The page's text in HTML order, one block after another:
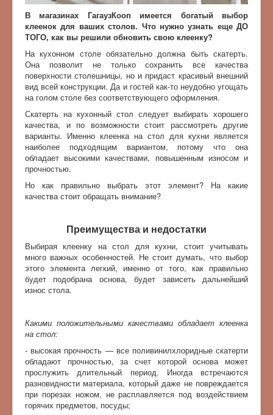
В магазинах ГагаузКооп имеется богатый выбор
клеенок для ваших столов. Что нужно узнать еще ДО
ТОГО, как вы решили обновить свою клеенку?
На кухонном столе обязательно должна быть скатерть.
Она позволит не только сохранить все качества
поверхности столешницы, но и придаст красивый внешний
вид всей конструкции. Да и гостей как-то неудобно угощать
на голом столе без соответствующего оформления.
Скатерть на кухонный стол следует выбирать хорошего
качества, и по возможности стоит рассмотреть другие
варианты. Именно клеенка на стол для кухни является
наиболее подходящим вариантом, потому что она
обладает высокими качествами, повышенным износом и
прочностью.
Но как правильно выбрать этот элемент? На какие
качества стоит обращать внимание?
Преимущества и недостатки
Выбирая клеенку на стол для кухни, стоит учитывать
много важных особенностей. Не стоит думать, что выбор
этого элемента легкий, именно от того, как правильно
будет подобрана основа, будет зависеть дальнейший
износ стола.
Какими положительными качествами обладает клеенка
на стол:
- высокая прочность — все поливинилхлоридные скатерти
обладают прочностью, за счет которой основа может
прослужить длительный период. Иногда встречаются
разновидности материала, который даже не повреждается
при порезах ножом, не расплавляется под воздействием
горячих предметов, посуды;